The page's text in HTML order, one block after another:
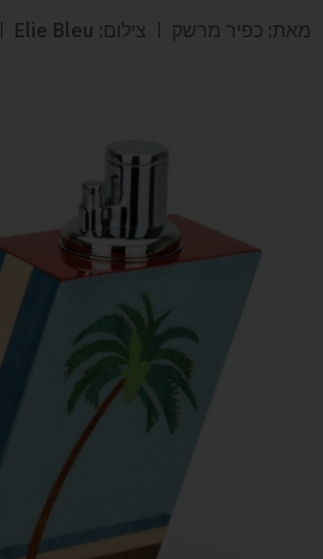
מאת: כפיר מרשק צילום: Elie Bleu